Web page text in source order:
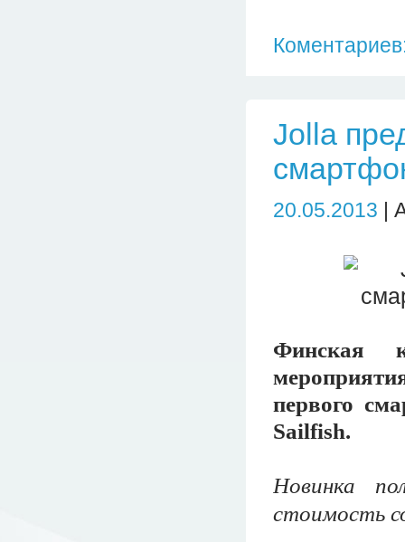
Jolla
20.05.2013 |
Финская
первого
Sailfish.
Новинка
стоимость